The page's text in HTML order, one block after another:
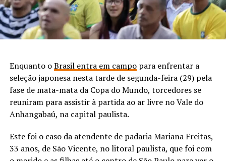
Enquanto oBrasil entra em campopara enfrentar a
seleção japonesa nesta tarde de segunda-feira (29) pela
fase de mata-mata da Copa do Mundo, torcedores se
reuniram para assistir à partida ao ar livre no Vale do
Anhangabaú, na capital paulista.
Este foi o caso da atendente de padaria Mariana Freitas,
33 anos, de São Vicente, no litoral paulista, que foi com